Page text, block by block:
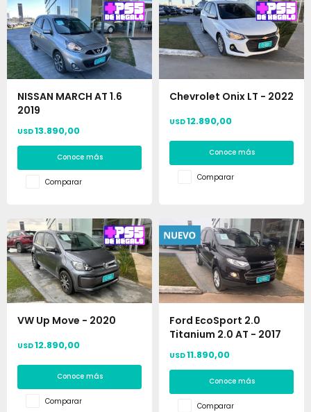
NISSAN MARCH AT 1.6
2019
USD13.890,00
Conoce más
Comparar
Chevrolet Onix LT - 2022
USD12.890,00
Conoce más
Comparar
VW Up Move - 2020
USD12.890,00
Conoce más
Comparar
Ford EcoSport 2.0
Titanium 2.0 AT - 2017
USD11.890,00
Conoce más
Comparar